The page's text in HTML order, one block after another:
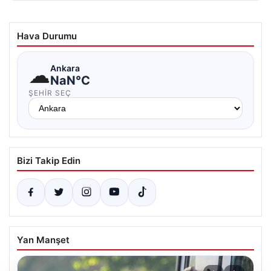
Hava Durumu
☁Ankara
NaN°C
ŞEHIR SEÇ
Bizi Takip Edin
Yan Manşet